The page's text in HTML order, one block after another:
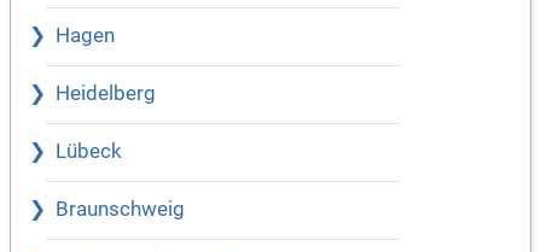
Hagen
Heidelberg
Lübeck
Braunschweig